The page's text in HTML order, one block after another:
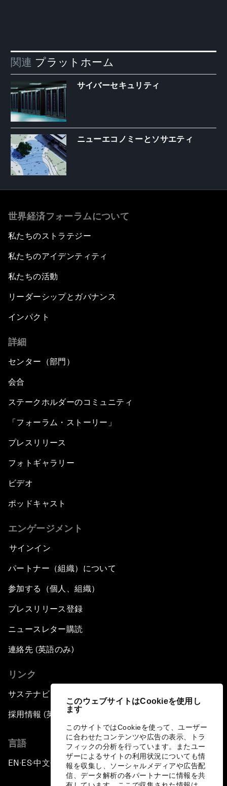
このウェブサイトはCookieを使用し
ます
このサイトではCookieを使って、ユーザー
に合わせたコンテンツや広告の表示、トラ
フィックの分析を行っています。またユー
ザーによるサイトの利用状況についても情
報を収集し、ソーシャルメディアや広告配
信、データ解析の各パートナーに情報を共
関連 プラットホーム
サイバーセキュリティ
ニューエコノミーとソサエティ
世界経済フォーラムについて
私たちのストラテジー
私たちのアイデンティティ
私たちの活動
リーダーシップとガバナンス
インパクト
詳細
センター（部門）
会合
ステークホルダーのコミュニティ
「フォーラム・ストーリー」
プレスリリース
フォトギャラリー
ビデオ
ポッドキャスト
エンゲージメント
サインイン
パートナー（組織）について
参加する（個人、組織）
プレスリリース登録
ニュースレター購読
連絡先 (英語のみ)
リンク
サステナビリティへの取り組み
採用情報 (英語のみ)
言語
EN ▪ ES▪中文▪ 日本語